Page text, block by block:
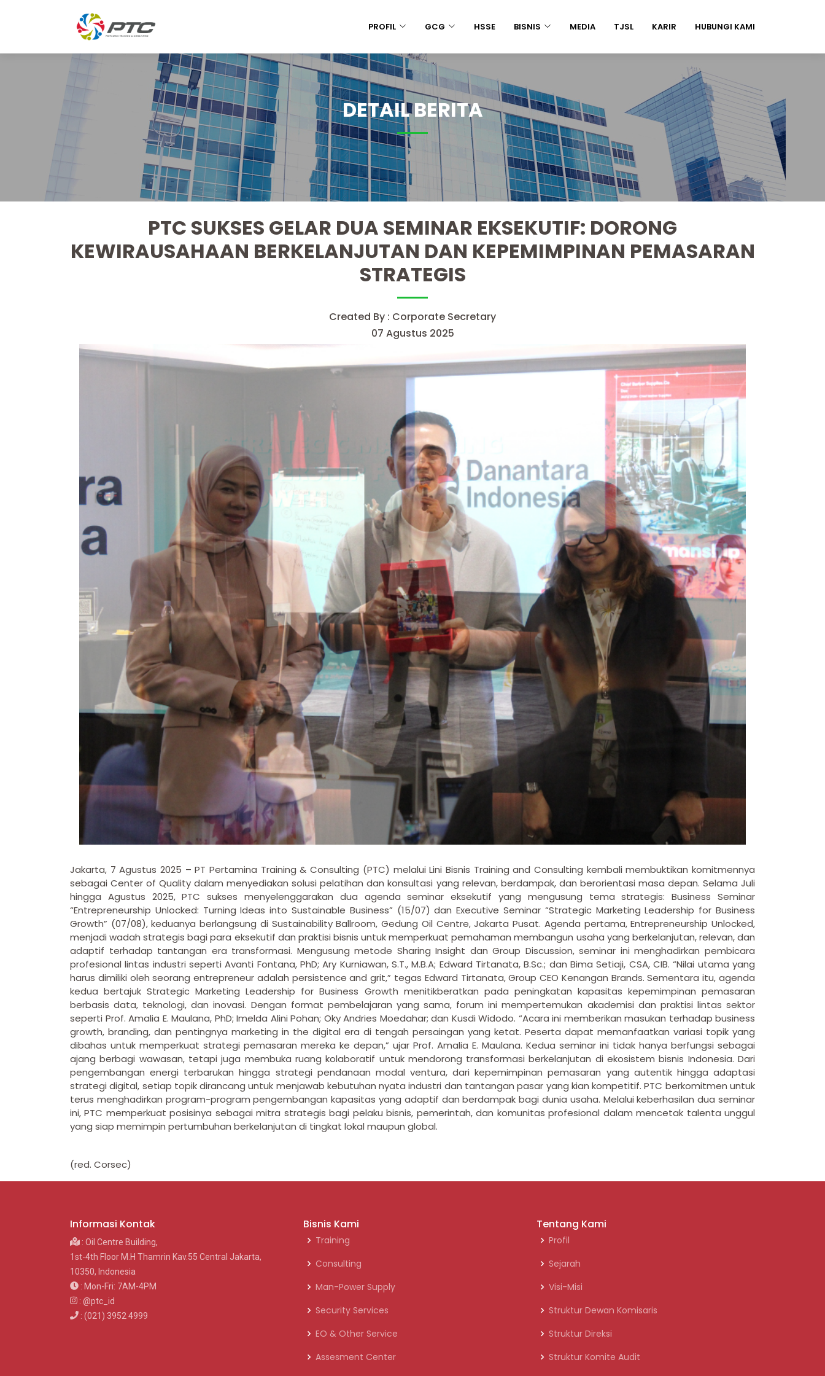
PROFIL GCG HSSE BISNIS MEDIA TJSL KARIR HUBUNGI KAMI
DETAIL BERITA
PTC SUKSES GELAR DUA SEMINAR EKSEKUTIF: DORONG
KEWIRAUSAHAAN BERKELANJUTAN DAN KEPEMIMPINAN PEMASARAN
STRATEGIS
Created By : Corporate Secretary
07 Agustus 2025
Jakarta, 7 Agustus 2025 – PT Pertamina Training & Consulting (PTC) melalui Lini Bisnis Training and Consulting kembali membuktikan komitmennya
sebagai Center of Quality dalam menyediakan solusi pelatihan dan konsultasi yang relevan, berdampak, dan berorientasi masa depan. Selama Juli
hingga Agustus 2025, PTC sukses menyelenggarakan dua agenda seminar eksekutif yang mengusung tema strategis: Business Seminar
“Entrepreneurship Unlocked: Turning Ideas into Sustainable Business” (15/07) dan Executive Seminar “Strategic Marketing Leadership for Business
Growth” (07/08), keduanya berlangsung di Sustainability Ballroom, Gedung Oil Centre, Jakarta Pusat. Agenda pertama, Entrepreneurship Unlocked,
menjadi wadah strategis bagi para eksekutif dan praktisi bisnis untuk memperkuat pemahaman membangun usaha yang berkelanjutan, relevan, dan
adaptif terhadap tantangan era transformasi. Mengusung metode Sharing Insight dan Group Discussion, seminar ini menghadirkan pembicara
profesional lintas industri seperti Avanti Fontana, PhD; Ary Kurniawan, S.T., M.B.A; Edward Tirtanata, B.Sc.; dan Bima Setiaji, CSA, CIB. “Nilai utama yang
harus dimiliki oleh seorang entrepreneur adalah persistence and grit,” tegas Edward Tirtanata, Group CEO Kenangan Brands. Sementara itu, agenda
kedua bertajuk Strategic Marketing Leadership for Business Growth menitikberatkan pada peningkatan kapasitas kepemimpinan pemasaran
berbasis data, teknologi, dan inovasi. Dengan format pembelajaran yang sama, forum ini mempertemukan akademisi dan praktisi lintas sektor
seperti Prof. Amalia E. Maulana, PhD; Imelda Alini Pohan; Oky Andries Moedahar; dan Kusdi Widodo. “Acara ini memberikan masukan terhadap business
growth, branding, dan pentingnya marketing in the digital era di tengah persaingan yang ketat. Peserta dapat memanfaatkan variasi topik yang
dibahas untuk memperkuat strategi pemasaran mereka ke depan,” ujar Prof. Amalia E. Maulana. Kedua seminar ini tidak hanya berfungsi sebagai
ajang berbagi wawasan, tetapi juga membuka ruang kolaboratif untuk mendorong transformasi berkelanjutan di ekosistem bisnis Indonesia. Dari
pengembangan energi terbarukan hingga strategi pendanaan modal ventura, dari kepemimpinan pemasaran yang autentik hingga adaptasi
strategi digital, setiap topik dirancang untuk menjawab kebutuhan nyata industri dan tantangan pasar yang kian kompetitif. PTC berkomitmen untuk
terus menghadirkan program-program pengembangan kapasitas yang adaptif dan berdampak bagi dunia usaha. Melalui keberhasilan dua seminar
ini, PTC memperkuat posisinya sebagai mitra strategis bagi pelaku bisnis, pemerintah, dan komunitas profesional dalam mencetak talenta unggul
yang siap memimpin pertumbuhan berkelanjutan di tingkat lokal maupun global.
(red. Corsec)
Informasi Kontak
: Oil Centre Building,
1st-4th Floor M.H Thamrin Kav.55 Central Jakarta,
10350, Indonesia
: Mon-Fri: 7AM-4PM
: @ptc_id
: (021) 3952 4999
Bisnis Kami
Training
Consulting
Man-Power Supply
Security Services
EO & Other Service
Assesment Center
Tentang Kami
Profil
Sejarah
Visi-Misi
Struktur Dewan Komisaris
Struktur Direksi
Struktur Komite Audit